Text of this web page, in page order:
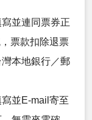
寫並連同票券正
票款扣除退票
本地銀行／郵
寫並E-mail寄至